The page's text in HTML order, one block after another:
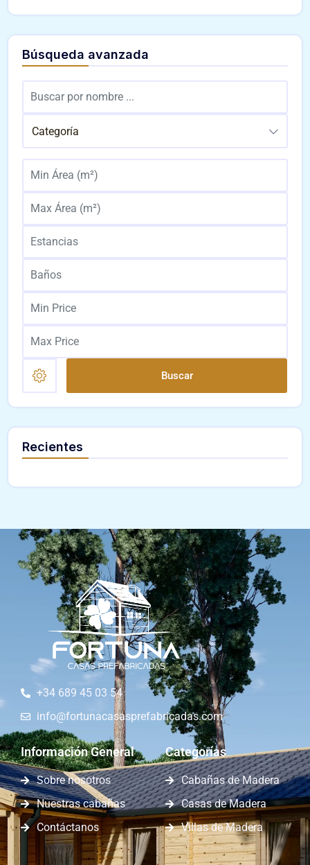
Búsqueda avanzada
Categoría
Buscar
Recientes
+34 689 45 03 54
info@fortunacasasprefabricadas.com
Información General
Sobre nosotros
Nuestras cabañas
Contáctanos
Categorías
Cabañas de Madera
Casas de Madera
Villas de Madera